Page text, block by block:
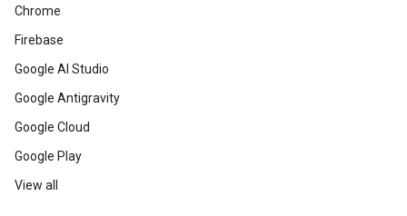
Chrome
Firebase
Google AI Studio
Google Antigravity
Google Cloud
Google Play
View all